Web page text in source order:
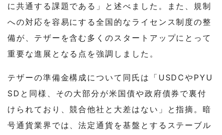
に共通する課題である」と述べました。また、規制
への対応を容易にする全国的なライセンス制度の整
備が、テザーを含む多くのスタートアップにとって
重要な進展となる点を強調しました。
テザーの準備金構成について同氏は「USDCやPYU
SDと同様、その大部分が米国債や政府債券で裏付
けられており、競合他社と大差はない」と指摘。暗
号通貨業界では、法定通貨を基盤とするステーブル